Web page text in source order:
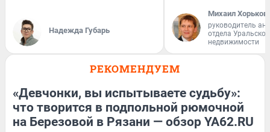
Надежда Губарь
Михаил Хорьков
руководитель
отдела
недвижимости
РЕКОМЕНДУЕМ
«Девчонки, вы испытываете судьбу»:
что творится в подпольной рюмочной
на Березовой в Рязани — обзор YA62.RU